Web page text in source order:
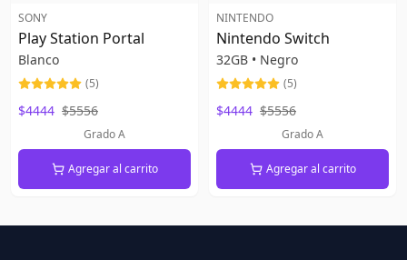
SONY
Play Station Portal
Blanco
(5)
$4444 $5556
Grado A
Agregar al carrito
NINTENDO
Nintendo Switch
32GB • Negro
(5)
$4444 $5556
Grado A
Agregar al carrito